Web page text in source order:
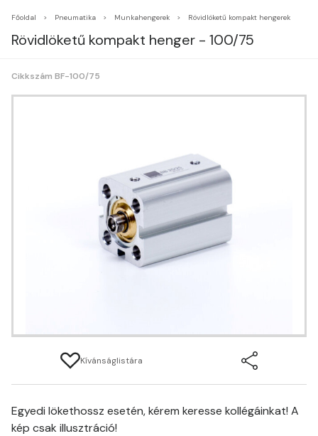
Főoldal Pneumatika Munkahengerek Rövidlöketű kompakt hengerek
Rövidlöketű kompakt henger - 100/75
Cikkszám BF-100/75
Kívánságlistára
Egyedi lökethossz esetén, kérem keresse kollégáinkat! A
kép csak illusztráció!